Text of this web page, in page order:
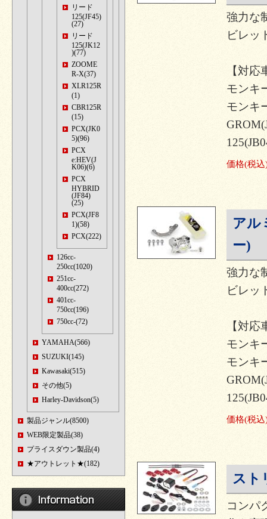
リード
125(JF45)
(27)
リード
125(JK12
)(77)
ZOOME
R-X(37)
XLR125R
(1)
CBR125R
(15)
PCX(JK0
5)(96)
PCX
e:HEV(J
K06)(6)
PCX
HYBRID
(JF84)
(25)
PCX(JF8
1)(58)
PCX(222)
126cc-
250cc(1020)
251cc-
400cc(272)
401cc-
750cc(196)
750cc-(72)
YAMAHA(566)
SUZUKI(145)
Kawasaki(515)
その他(5)
Harley-Davidson(5)
製品ジャンル(8500)
WEB限定製品(38)
プライスダウン製品(4)
★アウトレット★(182)
強力な
ビレッ
【対応
モンキ
モンキ
価格(税込
アル
ー)
強力な
ビレッ
【対応
モンキ
モンキ
価格(税込
スト
コンパ